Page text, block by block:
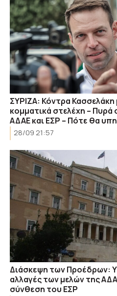
ΣΥΡΙΖΑ: Κόντρα Κασσελάκη
κομματικά στελέχη – Πυρά
ΑΔΑΕ και ΕΣΡ – Πότε θα
28/09 21:57
Διάσκεψη των Προέδρων:
αλλαγές των μελών της
σύνθεση του ΕΣΡ